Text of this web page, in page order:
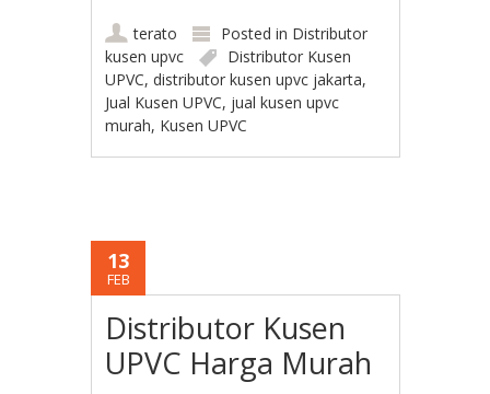
terato Posted in Distributor
kusen upvc
Distributor Kusen
UPVC,distributor kusen upvc jakarta,
Jual Kusen UPVC, jual kusen upvc
murah, Kusen UPVC
13
FEB
Distributor Kusen
UPVC Harga Murah